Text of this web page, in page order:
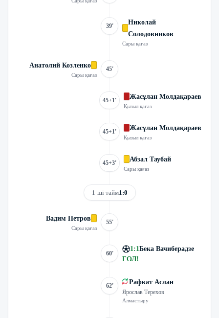
39'
Николай
Солодовников
Сары қағаз
Анатолий Козленко
Сары қағаз
45'
45+1' Жасұлан Молдақараев
Қызыл қағаз
45+1' Жасұлан Молдақараев
Қызыл қағаз
45+3' Абзал Таубай
Сары қағаз
1-ші тайм1:0
Вадим Петров
Сары қағаз
55'
60'
1:1Бека Вачиберадзе
ГОЛ!
62' Рафкат Аслан
Ярослав Терехов
Алмастыру